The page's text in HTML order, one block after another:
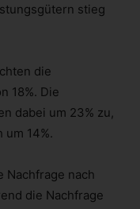
stieg
die
18%. Die
dabei um 23% zu,
14%.
Nachfrage nach
die Nachfrage